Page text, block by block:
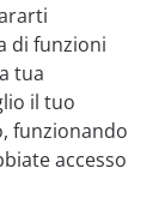
di funzioni
tua
il tuo
funzionando
accesso